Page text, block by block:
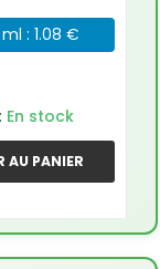
: 1.08 €
En stock
AU PANIER